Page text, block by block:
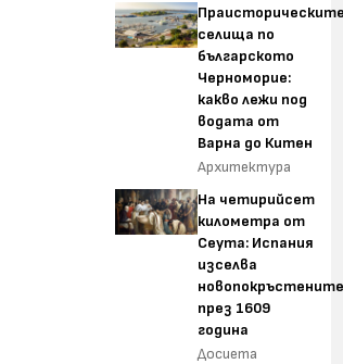
Праисторическите
селища по
българското
Черноморие:
какво лежи под
водата от
Варна до Китен
Архитектура
На четирийсет
километра от
Сеута: Испания
изселва
новопокръстените
през 1609
година
Досиета